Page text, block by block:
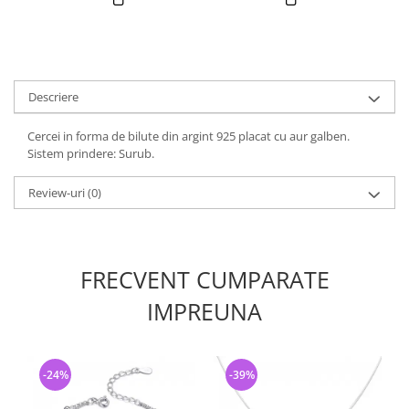
Descriere
Cercei in forma de bilute din argint 925 placat cu aur galben.
Sistem prindere: Surub.
Review-uri(0)
FRECVENT CUMPARATE
IMPREUNA
-24% -39%